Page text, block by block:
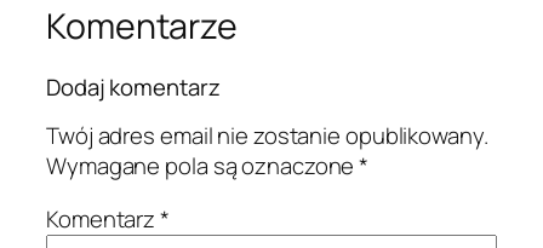
Komentarze
Dodaj komentarz
Twój adres email nie zostanie opublikowany.
Wymagane pola są oznaczone*
Komentarz*